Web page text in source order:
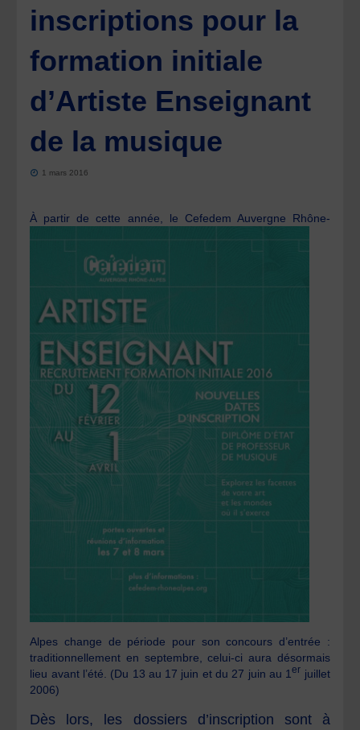
inscriptions pour la
formation initiale
d’Artiste Enseignant
de la musique
1 mars 2016
À partir de cette année, le Cefedem Auvergne Rhône-
Alpes change de période pour son concours d’entrée :
traditionnellement en septembre, celui-ci aura désormais
lieu avant l’été. (Du 13 au 17 juin et du 27 juin au 1er juillet
2006)
Dès lors, les dossiers d’inscription sont à